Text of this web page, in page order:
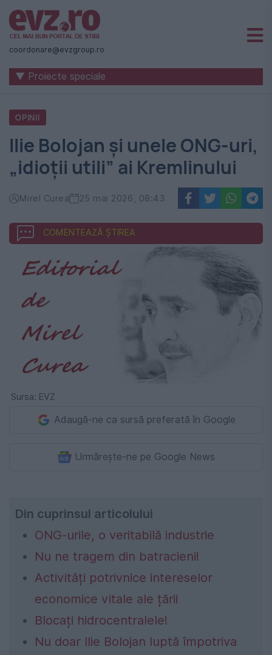
Știri
naționale
internaționale
România
Evenimentul
Zilei
coordonare@evzgroup.ro
▼ Proiecte speciale
OPINII
Ilie Bolojan și unele ONG-uri,
„idioții utili” ai Kremlinului
Mirel Curea 25 mai 2026, 08:43
COMENTEAZĂ ȘTIREA
Sursa: EVZ
Adaugă-ne ca sursă preferată în Google
Urmărește-ne pe Google News
Din cuprinsul articolului
ONG-urile, o veritabilă industrie
Nu ne tragem din batracieni!
Activități potrivnice intereselor
economice vitale ale țării
Blocați hidrocentralele!
Nu doar Ilie Bolojan luptă împotriva